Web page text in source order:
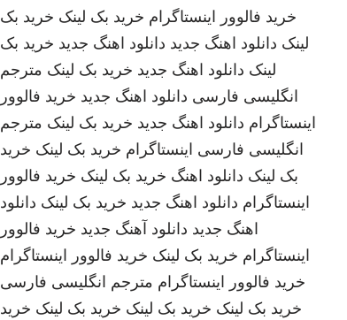
خرید فالوور اینستاگرام خرید بک لینک خرید بک
لینک دانلود اهنگ جدید دانلود اهنگ جدید خرید بک
لینک دانلود اهنگ جدید خرید بک لینک مترجم
انگلیسی فارسی دانلود اهنگ جدید خرید فالوور
اینستاگرام دانلود اهنگ جدید خرید بک لینک مترجم
انگلیسی فارسی اینستاگرام خرید بک لینک خرید
بک لینک دانلود اهنگ خرید بک لینک خرید فالوور
اینستاگرام دانلود اهنگ جدید خرید بک لینک دانلود
اهنگ جدید دانلود آهنگ جدید خرید فالوور
اینستاگرام خرید بک لینک خرید فالوور اینستاگرام
خرید فالوور اینستاگرام مترجم انگلیسی فارسی
خرید بک لینک خرید بک لینک خرید بک لینک خرید